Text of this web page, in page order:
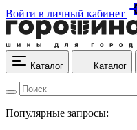
Войти в личный кабинет
Каталог Каталог
Популярные запросы: